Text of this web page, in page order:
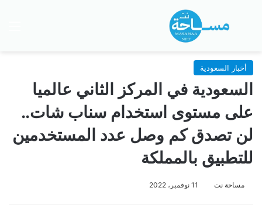
بحث عن
أخبار السعودية
السعودية في المركز الثاني عالميا
على مستوى استخدام سناب شات..
لن تصدق كم وصل عدد المستخدمين
للتطبيق بالمملكة
مساحة نت 11 نوفمبر، 2022